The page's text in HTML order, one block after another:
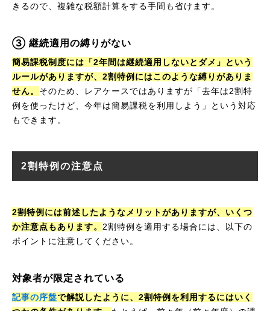
きるので、複雑な税額計算をする手間も省けます。
③ 継続適用の縛りがない
簡易課税制度には「2年間は継続適用しないとダメ」という
ルールがありますが、2割特例にはこのような縛りがありま
せん。 そのため、レアケースではありますが「去年は2割特
例を使ったけど、今年は簡易課税を利用しよう」という対応
もできます。
2割特例の注意点
2割特例には前述したようなメリットがありますが、いくつ
か注意点もあります。 2割特例を適用する場合には、以下の
ポイントに注意してください。
対象者が限定されている
記事の序盤で解説したように、2割特例を利用するにはいく